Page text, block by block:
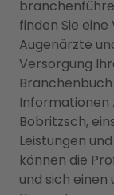
finden Sie
Augenärzte
Versorgung
Informationen
Bobritzsch,
Leistungen
können die
und sich